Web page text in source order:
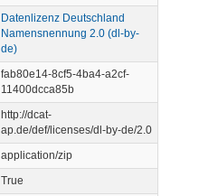
Datenlizenz Deutschland
Namensnennung 2.0 (dl-by-
de)
fab80e14-8cf5-4ba4-a2cf-
11400dcca85b
http://dcat-
ap.de/def/licenses/dl-by-de/2.0
application/zip
True